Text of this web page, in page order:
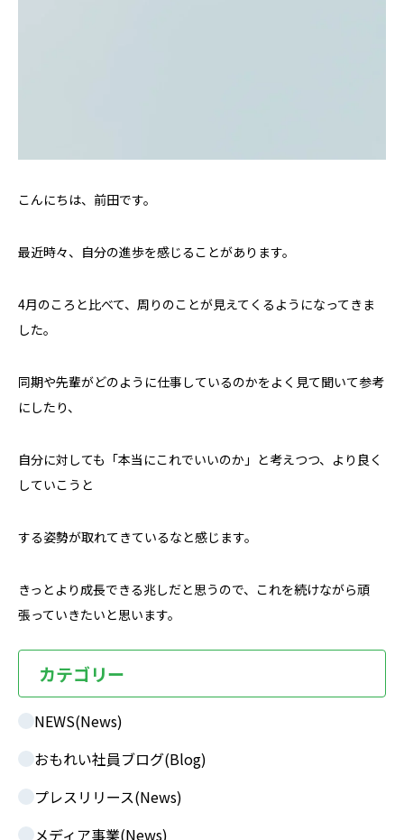
こんにちは、前田です。
最近時々、自分の進歩を感じることがあります。
4月のころと比べて、周りのことが見えてくるようになってきま
した。
同期や先輩がどのように仕事しているのかをよく見て聞いて参考
にしたり、
自分に対しても「本当にこれでいいのか」と考えつつ、より良く
していこうと
する姿勢が取れてきているなと感じます。
きっとより成長できる兆しだと思うので、これを続けながら頑
張っていきたいと思います。
カテゴリー
NEWS(News)
おもれい社員ブログ(Blog)
プレスリリース(News)
メディア事業(News)